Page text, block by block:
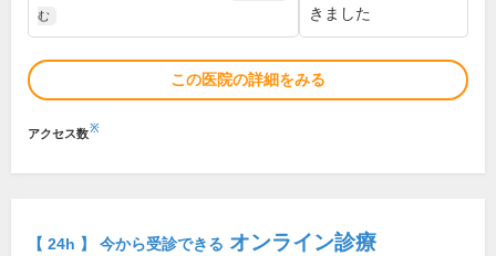
む
きました
この医院の詳細をみる
アクセス数※
【 24h 】 今から受診できる オンライン診療